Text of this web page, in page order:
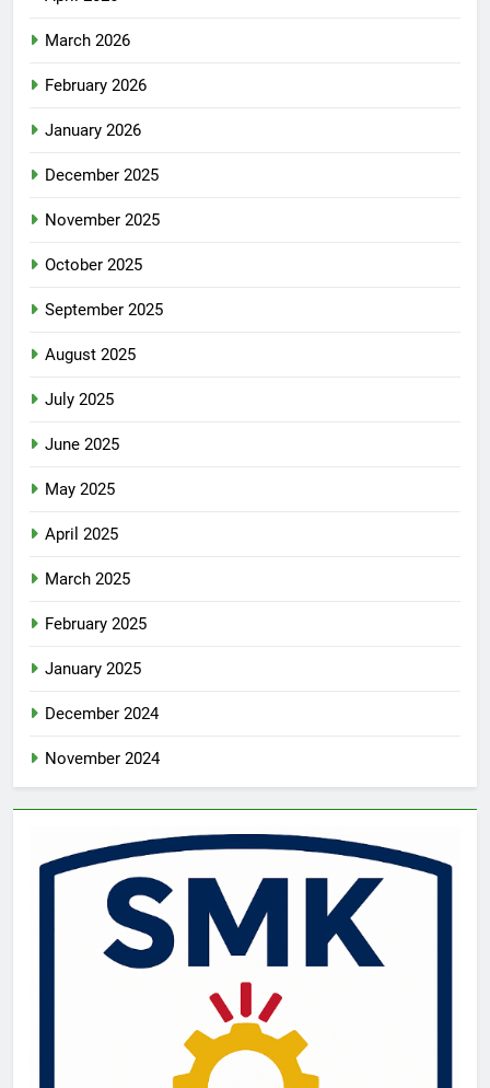
March 2026
February 2026
January 2026
December 2025
November 2025
October 2025
September 2025
August 2025
July 2025
June 2025
May 2025
April 2025
March 2025
February 2025
January 2025
December 2024
November 2024